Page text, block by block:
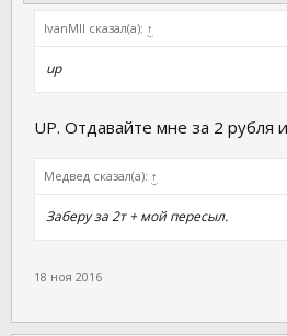
IvanMII сказал(а): ↑
up
UP. Отдавайте мне за 2 рубля
Медвед сказал(а): ↑
Заберу за 2т + мой пересыл.
18 ноя 2016